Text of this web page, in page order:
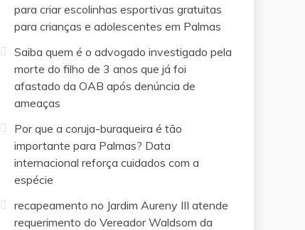
para criar escolinhas esportivas gratuitas
para crianças e adolescentes em Palmas
Saiba quem é o advogado investigado pela
morte do filho de 3 anos que já foi
afastado da OAB após denúncia de
ameaças
Por que a coruja-buraqueira é tão
importante para Palmas? Data
internacional reforça cuidados com a
espécie
recapeamento no Jardim Aureny III atende
requerimento do Vereador Waldsom da